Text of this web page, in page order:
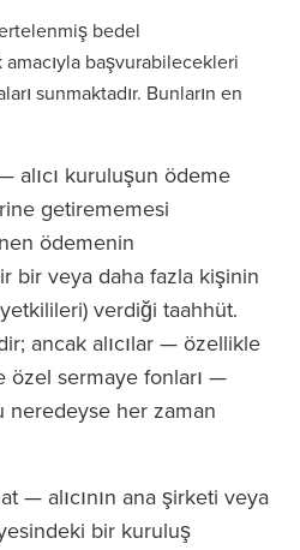
bedel
başvurabilecekleri
sunmaktadır. Bunların en
alıcı kuruluşun ödeme
getirememesi
ödemenin
bir veya daha fazla kişinin
verdiği taahhüt.
ancak alıcılar — özellikle
özel sermaye fonları —
neredeyse her zaman
— alıcının ana şirketi veya
bir kuruluş